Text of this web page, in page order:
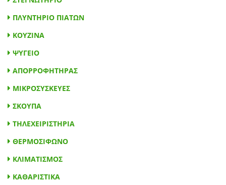
ΠΛΥΝΤΗΡΙΟ ΠΙΑΤΩΝ
ΚΟΥΖΙΝΑ
ΨΥΓΕΙΟ
ΑΠΟΡΡΟΦΗΤΗΡΑΣ
ΜΙΚΡΟΣΥΣΚΕΥΕΣ
ΣΚΟΥΠΑ
ΤΗΛΕΧΕΙΡΙΣΤΗΡΙΑ
ΘΕΡΜΟΣΙΦΩΝΟ
ΚΛΙΜΑΤΙΣΜΟΣ
ΚΑΘΑΡΙΣΤΙΚΑ
ΣΙΔΕΡΟ-ΑΤΜΟΣΥΣΤΗΜΑ